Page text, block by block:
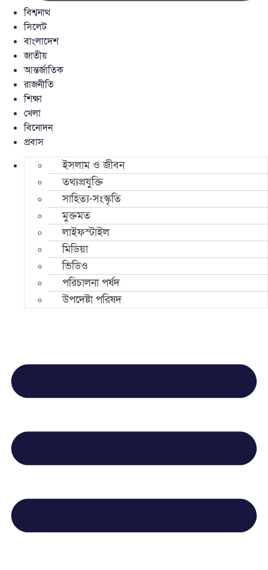
বিশ্বনাথ
সিলেট
বাংলাদেশ
জাতীয়
আন্তর্জাতিক
রাজনীতি
শিক্ষা
খেলা
বিনোদন
প্রবাস
ইসলাম ও জীবন
তথ্যপ্রযুক্তি
সাহিত্য-সংস্কৃতি
মুক্তমত
লাইফস্টাইল
মিডিয়া
ভিডিও
পরিচালনা পর্ষদ
উপদেষ্টা পরিষদ